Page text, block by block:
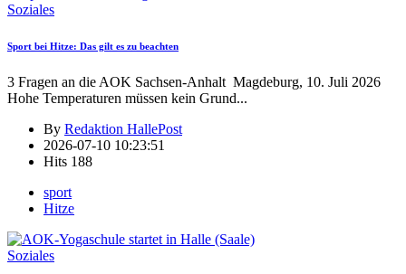
Soziales
Sport bei Hitze: Das gilt es zu beachten
3 Fragen an die AOK Sachsen-Anhalt Magdeburg, 10. Juli 2026
Hohe Temperaturen müssen kein Grund...
By Redaktion HallePost
2026-07-10 10:23:51
Hits 188
sport
Hitze
Soziales